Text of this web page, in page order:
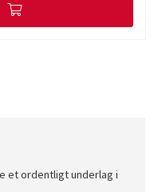
et ordentligt underlag i